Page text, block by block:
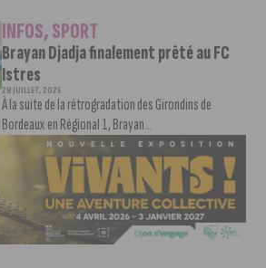
INFOS,SPORT
Brayan Djadja finalement prêté au FC
Istres
28 JUILLET, 2026
À la suite de la rétrogradation des Girondins de
Bordeaux en Régional 1, Brayan...